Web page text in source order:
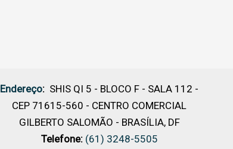
Endereço: SHIS QI 5 - BLOCO F - SALA 112 -
CEP 71615-560 - CENTRO COMERCIAL
GILBERTO SALOMÃO - BRASÍLIA, DF
Telefone: (61) 3248-5505